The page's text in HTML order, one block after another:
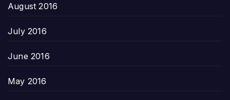
August 2016
July 2016
June 2016
May 2016